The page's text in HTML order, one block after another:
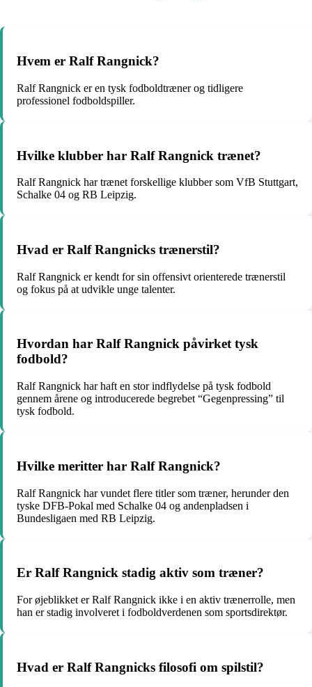
Hvem er Ralf Rangnick?
Ralf Rangnick er en tysk fodboldtræner og tidligere
professionel fodboldspiller.
Hvilke klubber har Ralf Rangnick trænet?
Ralf Rangnick har trænet forskellige klubber som VfB Stuttgart,
Schalke 04 og RB Leipzig.
Hvad er Ralf Rangnicks trænerstil?
Ralf Rangnick er kendt for sin offensivt orienterede trænerstil
og fokus på at udvikle unge talenter.
Hvordan har Ralf Rangnick påvirket tysk
fodbold?
Ralf Rangnick har haft en stor indflydelse på tysk fodbold
gennem årene og introducerede begrebet “Gegenpressing” til
tysk fodbold.
Hvilke meritter har Ralf Rangnick?
Ralf Rangnick har vundet flere titler som træner, herunder den
tyske DFB-Pokal med Schalke 04 og andenpladsen i
Bundesligaen med RB Leipzig.
Er Ralf Rangnick stadig aktiv som træner?
For øjeblikket er Ralf Rangnick ikke i en aktiv trænerrolle, men
han er stadig involveret i fodboldverdenen som sportsdirektør.
Hvad er Ralf Rangnicks filosofi om spilstil?